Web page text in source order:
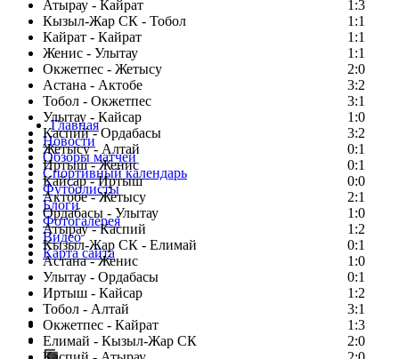
Атырау - Кайрат
1:3
Кызыл-Жар СК - Тобол
1:1
Кайрат - Кайрат
1:1
Женис - Улытау
1:1
Окжетпес - Жетысу
2:0
Астана - Актобе
3:2
Тобол - Окжетпес
3:1
Улытау - Кайсар
1:0
Каспий - Ордабасы
3:2
Жетысу - Алтай
0:1
Иртыш - Женис
0:1
Кайсар - Иртыш
0:0
Актобе - Жетысу
2:1
Ордабасы - Улытау
1:0
Атырау - Каспий
1:2
Кызыл-Жар СК - Елимай
0:1
Астана - Женис
1:0
Улытау - Ордабасы
0:1
Иртыш - Кайсар
1:2
Тобол - Алтай
3:1
Окжетпес - Кайрат
1:3
Елимай - Кызыл-Жар СК
2:0
Главная
Новости
Обзоры матчей
Спортивный календарь
Футболисты
Блоги
Фотогалерея
Видео
Карта сайта
Есть идея?
Сообщить о мероприятии